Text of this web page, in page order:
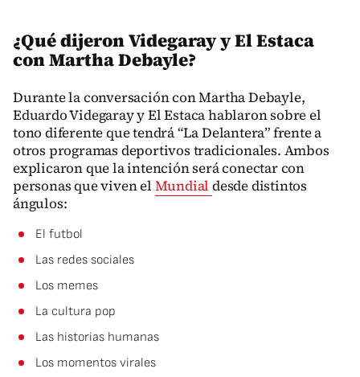
¿Qué dijeron Videgaray y El Estaca
con Martha Debayle?
Durante la conversación con Martha Debayle,
Eduardo Videgaray y El Estaca hablaron sobre el
tono diferente que tendrá “La Delantera” frente a
otros programas deportivos tradicionales. Ambos
explicaron que la intención será conectar con
personas que viven el Mundialdesde distintos
ángulos:
El futbol
Las redes sociales
Los memes
La cultura pop
Las historias humanas
Los momentos virales